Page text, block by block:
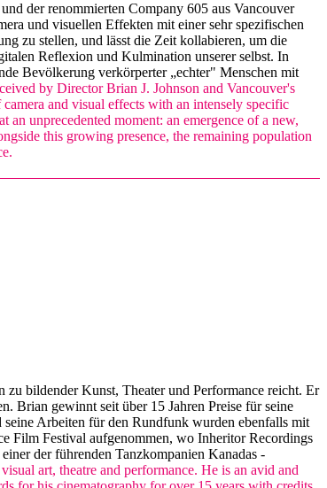
der renommierten Company 605 aus Vancouver
und visuellen Effekten mit einer sehr spezifischen
zu stellen, und lässt die Zeit kollabieren, um die
Reflexion und Kulmination unserer selbst. In
Bevölkerung verkörperter „echter" Menschen mit
by Director Brian J. Johnson and Vancouver's
and visual effects with an intensely specific
unprecedented moment: an emergence of a new,
this growing presence, the remaining population
bildender Kunst, Theater und Performance reicht. Er
Brian gewinnt seit über 15 Jahren Preise für seine
Arbeiten für den Rundfunk wurden ebenfalls mit
Film Festival aufgenommen, wo Inheritor Recordings
der führenden Tanzkompanien Kanadas -
art, theatre and performance. He is an avid and